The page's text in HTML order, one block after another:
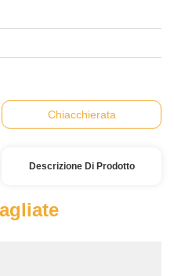
Chiacchierata
Descrizione Di Prodotto